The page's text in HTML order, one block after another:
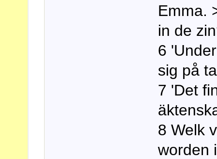
Emma.
in de
6
sig på
7 'Det
8 Welk
worden